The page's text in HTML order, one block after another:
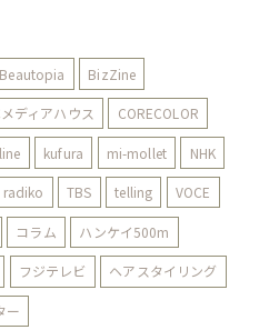
Beautopia BizZine
ディアハウス CORECOLOR
kufura mi-mollet NHK
radiko TBS telling VOCE
コラム ハンケイ500m
フジテレビ ヘアスタイリング
ー